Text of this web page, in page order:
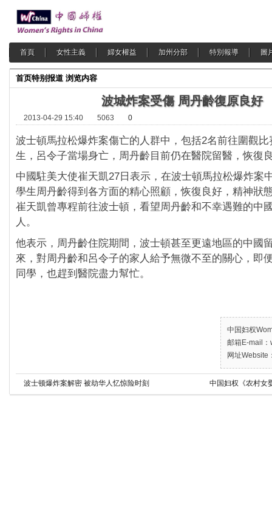
首頁 女性主義 婦女權益 加州分部 特別報導 圖
首页特别报道 浏览内容
波城炸案受傷 周丹齡復原良好
2013-04-29 15:40 5063 0
波士頓馬拉松爆炸案傷亡的人群中，包括2名前往圍觀
生，呂令子當場身亡，周丹齡目前仍在醫院留醫，恢復
中國駐美大使崔天凱27日表示，在波士頓馬拉松爆炸案
學生周丹齡得到各方面的精心照顧，恢復良好，精神狀
崔天凱曾專程前往波士頓，看望周丹齡和不幸遇難的中
人。
他表示，周丹齡住院期間，波士頓甚至更遠地區的中國
來，對周丹齡和呂令子的家人給予無微不至的關心，即
同學，也趕到醫院盡力幫忙。
中国妇权
邮箱E-mail
网址Website
波士顿爆炸案解密 被劫华人忆惊险时刻 中国妇权《农村女